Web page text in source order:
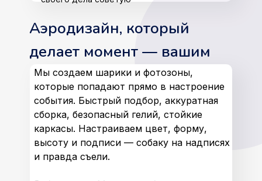
Аэродизайн, который
делает момент — вашим
Мы создаем шарики и фотозоны,
которые попадают прямо в настроение
события. Быстрый подбор, аккуратная
сборка, безопасный гелий, стойкие
каркасы. Настраиваем цвет, форму,
высоту и подписи — собаку на надписях
и правда съели.